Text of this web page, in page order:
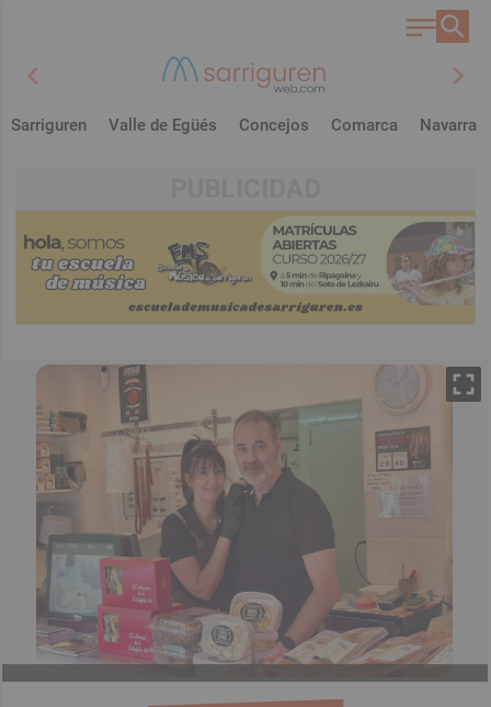
chevron_left chevron_right
Sarriguren Valle de Egüés Concejos Comarca Navarra